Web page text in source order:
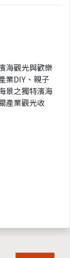
海觀光與歡樂
業DIY、親子
景之獨特濱海
產業觀光收